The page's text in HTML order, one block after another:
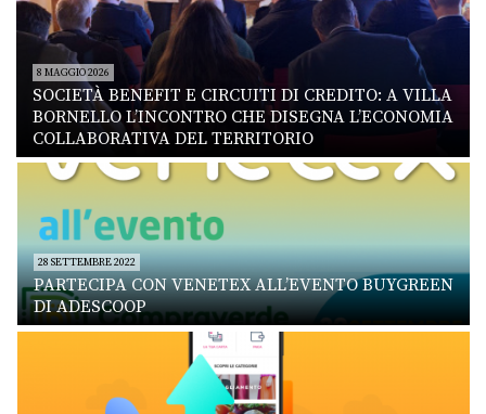
8 MAGGIO 2026
SOCIETÀ BENEFIT E CIRCUITI DI CREDITO: A VILLA
BORNELLO L’INCONTRO CHE DISEGNA L’ECONOMIA
COLLABORATIVA DEL TERRITORIO
28 SETTEMBRE 2022
PARTECIPA CON VENETEX ALL’EVENTO BUYGREEN
DI ADESCOOP